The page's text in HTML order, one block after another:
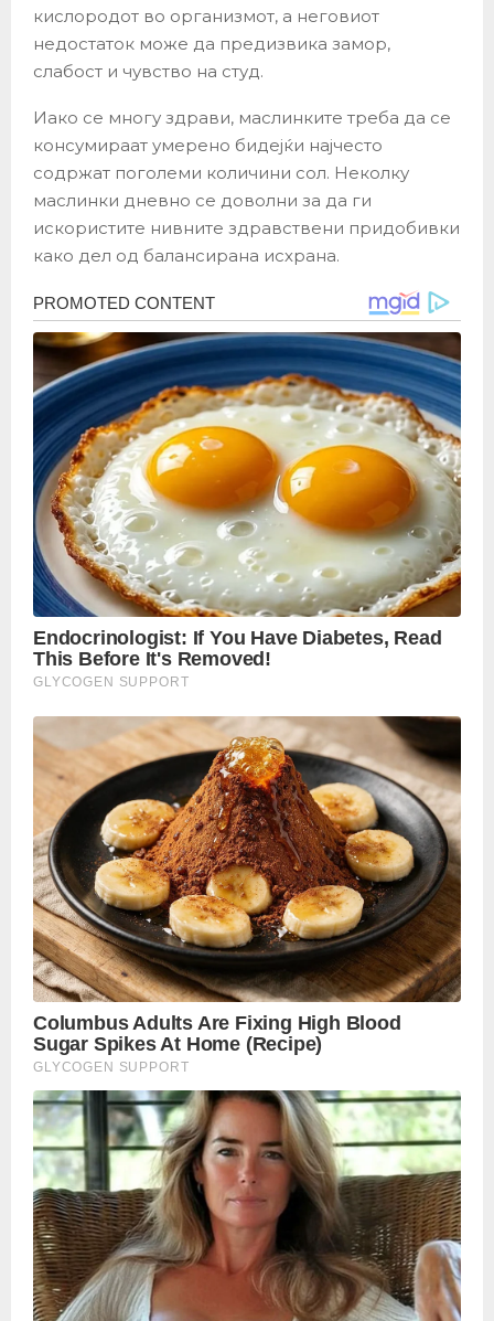
кислородот во организмот, а неговиот
недостаток може да предизвика замор,
слабост и чувство на студ.
Иако се многу здрави, маслинките треба да се
консумираат умерено бидејќи најчесто
содржат поголеми количини сол. Неколку
маслинки дневно се доволни за да ги
искористите нивните здравствени придобивки
како дел од балансирана исхрана.